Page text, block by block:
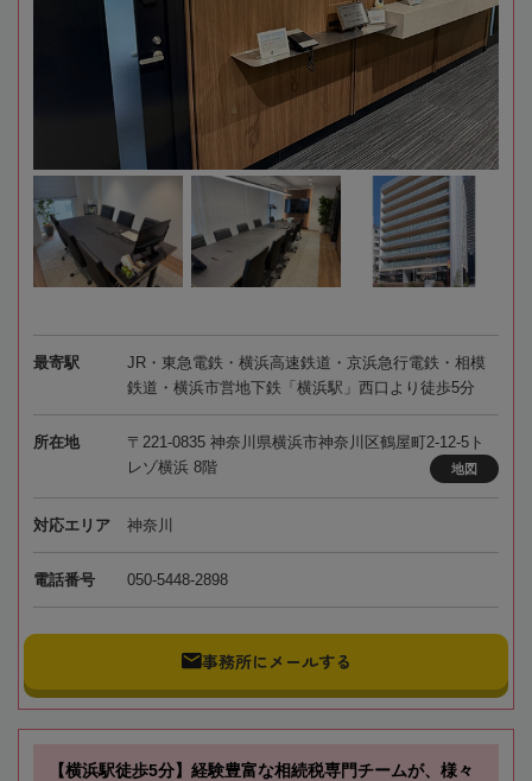
最寄駅
JR・東急電鉄・横浜高速鉄道・京浜急行電鉄・相模
鉄道・横浜市営地下鉄「横浜駅」西口より徒歩5分
所在地
〒221-0835 神奈川県横浜市神奈川区鶴屋町2-12-5ト
レゾ横浜 8階
地図
対応エリア 神奈川
電話番号 050-5448-2898
事務所にメールする
【横浜駅徒歩5分】経験豊富な相続税専門チームが、様々